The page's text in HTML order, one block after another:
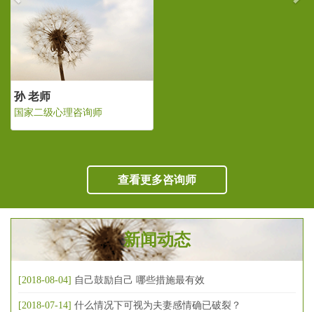
查看更多咨询师
新闻动态
[2018-08-04] 自己鼓励自己 哪些措施最有效
[2018-07-14] 什么情况下可视为夫妻感情确已破裂？